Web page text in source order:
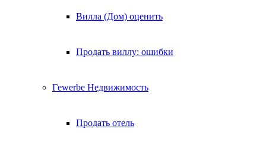
Вилла (Дом) оценить
Продать виллу: ошибки
Гewerbe Недвижимость
Продать отель